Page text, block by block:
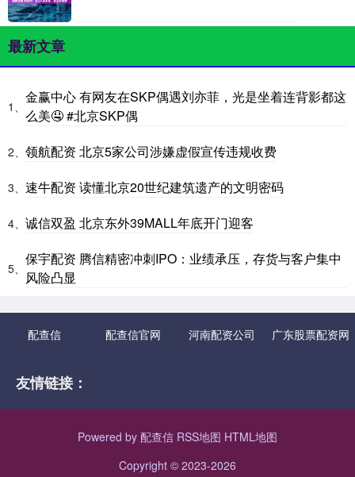
最新文章
1、
金赢中心 有网友在SKP偶遇刘亦菲，光是坐着连背影都这
么美🤤 #北京SKP偶
2、 领航配资 北京5家公司涉嫌虚假宣传违规收费
3、 速牛配资 读懂北京20世纪建筑遗产的文明密码
4、 诚信双盈 北京东外39MALL年底开门迎客
5、
保宇配资 腾信精密冲刺IPO：业绩承压，存货与客户集中
风险凸显
配查信 配查信官网 河南配资公司 广东股票配资网
友情链接：
Powered by 配查信 RSS地图 HTML地图
Copyright © 2023-2026